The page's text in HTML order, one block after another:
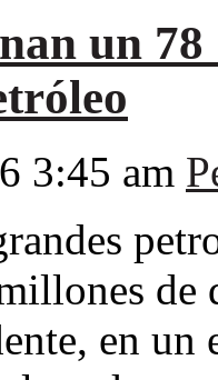
un
3:45 am
de
en